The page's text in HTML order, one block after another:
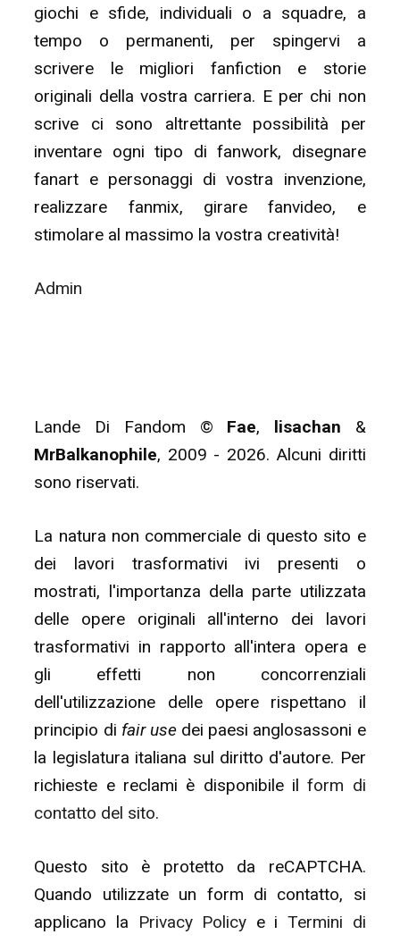
giochi e sfide, individuali o a squadre, a
tempo o permanenti, per spingervi a
scrivere le migliori fanfiction e storie
originali della vostra carriera. E per chi non
scrive ci sono altrettante possibilità per
inventare ogni tipo di fanwork, disegnare
fanart e personaggi di vostra invenzione,
realizzare fanmix, girare fanvideo, e
stimolare al massimo la vostra creatività!
Admin
Lande Di Fandom © Fae, lisachan &
MrBalkanophile, 2009 - 2026. Alcuni diritti
sono riservati.
La natura non commerciale di questo sito e
dei lavori trasformativi ivi presenti o
mostrati, l'importanza della parte utilizzata
delle opere originali all'interno dei lavori
trasformativi in rapporto all'intera opera e
gli effetti non concorrenziali
dell'utilizzazione delle opere rispettano il
principio di fair usedei paesi anglosassoni e
la legislatura italiana sul diritto d'autore. Per
richieste e reclami è disponibile ilform di
contatto del sito.
Questo sito è protetto da reCAPTCHA.
Quando utilizzate un form di contatto, si
applicano la
Privacy Policy e iTermini di